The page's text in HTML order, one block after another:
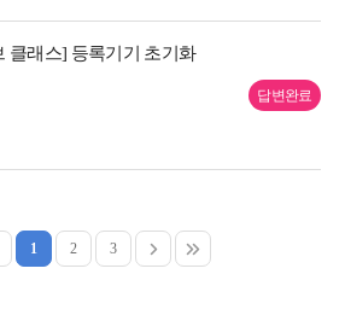
답변완료
클래스] 등록기기 초기화
1 2 3